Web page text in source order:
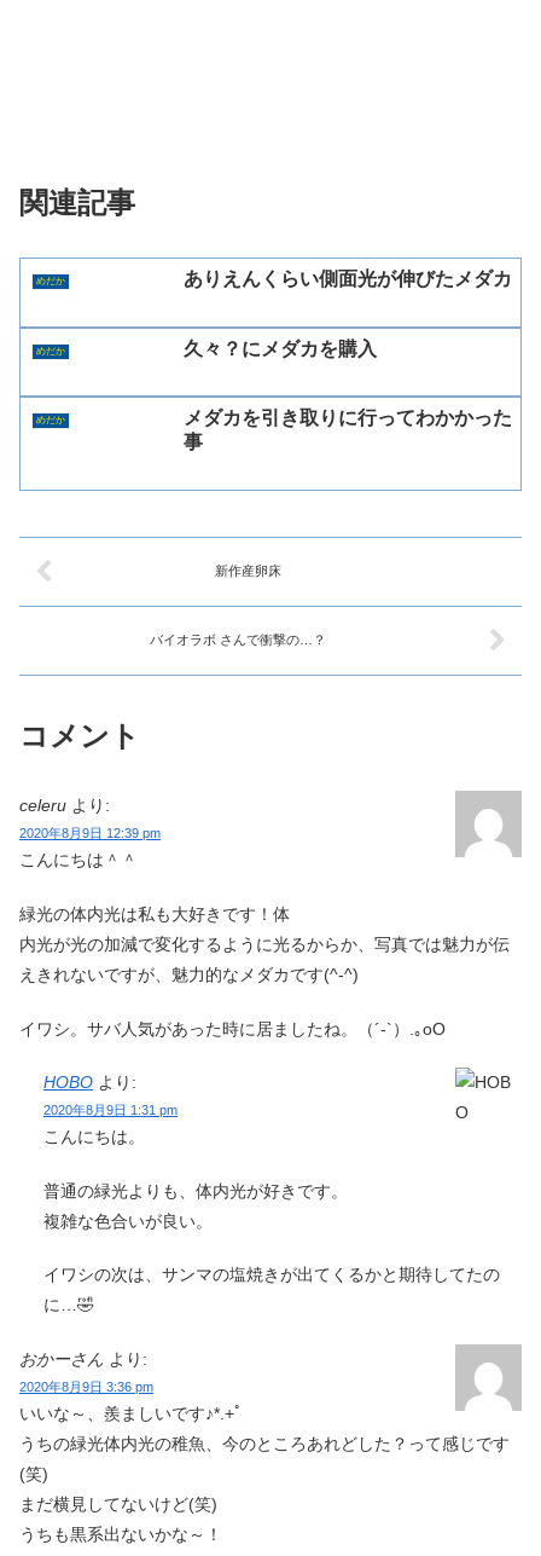
関連記事
めだか ありえんくらい側面光が伸びたメダカ
めだか 久々？にメダカを購入
めだか
メダカを引き取りに行ってわかかった
事
新作産卵床
バイオラボ さんで衝撃の…？
コメント
celeru より:
2020年8月9日 12:39 pm
こんにちは＾＾
緑光の体内光は私も大好きです！体
内光が光の加減で変化するように光るからか、写真では魅力が伝
えきれないですが、魅力的なメダカです(^-^)
イワシ。サバ人気があった時に居ましたね。（´-`）.｡oO
HOBO より:
2020年8月9日 1:31 pm
こんにちは。
普通の緑光よりも、体内光が好きです。
複雑な色合いが良い。
イワシの次は、サンマの塩焼きが出てくるかと期待してたの
に…🤣
おかーさん より:
2020年8月9日 3:36 pm
いいな～、羨ましいです♪*.+ﾟ
うちの緑光体内光の稚魚、今のところあれどした？って感じです
(笑)
まだ横見してないけど(笑)
うちも黒系出ないかな～！